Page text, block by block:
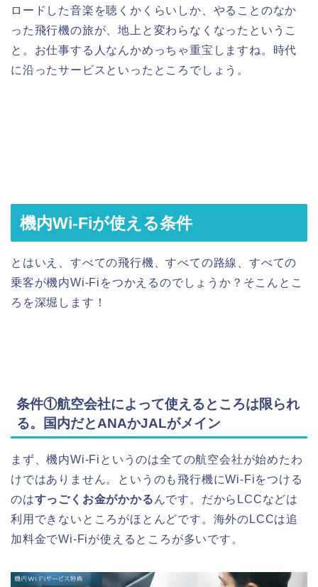
ロードした音楽を聴くかくらいしか、やることのなか
った飛行機の旅が、地上と変わらなくなったというこ
と。お仕事する人なんかめっちゃ重宝しますね。時代
に沿ったサービスといったところでしょう。
機内Wi-Fiが使える条件
とはいえ、すべての飛行機、すべての路線、すべての
乗客が機内Wi-Fiをつかえるのでしょうか？そこんとこ
ろを深堀します！
条件①航空会社によって使えるところは限られ
る。国内だとANAかJALがメイン
まず、機内Wi-Fiというのは全ての航空会社が始めたわ
けではありません。というのも飛行機にWi-Fiをつける
のはすっごくお金がかかる んです。だからLCCなどは
利用できないところがほとんどです。海外のLCCは追
加料金でWi-Fiが使えるところが多いです。